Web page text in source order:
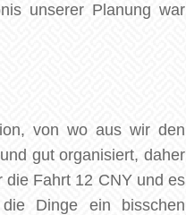
unserer Planung war
von wo aus wir den
gut organisiert, daher
die Fahrt 12 CNY und es
Dinge ein bisschen